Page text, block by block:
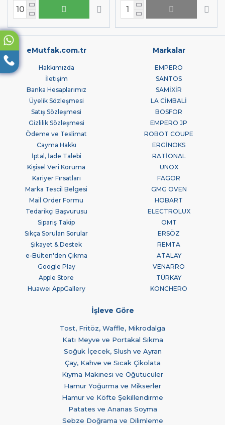
eMutfak.com.tr
Hakkımızda
İletişim
Banka Hesaplarımız
Üyelik Sözleşmesi
Satış Sözleşmesi
Gizlilik Sözleşmesi
Ödeme ve Teslimat
Cayma Hakkı
İptal, İade Talebi
Kişisel Veri Koruma
Kariyer Fırsatları
Marka Tescil Belgesi
Mail Order Formu
Tedarikçi Başvurusu
Sipariş Takip
Sıkça Sorulan Sorular
Şikayet & Destek
e-Bülten'den Çıkma
Google Play
Apple Store
Huawei AppGallery
Markalar
EMPERO
SANTOS
SAMİXİR
LA CİMBALİ
BOSFOR
EMPERO JP
ROBOT COUPE
ERGİNOKS
RATİONAL
UNOX
FAGOR
GMG OVEN
HOBART
ELECTROLUX
OMT
ERSÖZ
REMTA
ATALAY
VENARRO
TÜRKAY
KONCHERO
İşleve Göre
Tost, Fritöz, Waffle, Mikrodalga
Katı Meyve ve Portakal Sıkma
Soğuk İçecek, Slush ve Ayran
Çay, Kahve ve Sıcak Çikolata
Kıyma Makinesi ve Öğütücüler
Hamur Yoğurma ve Mikserler
Hamur ve Köfte Şekillendirme
Patates ve Ananas Soyma
Sebze Doğrama ve Dilimleme